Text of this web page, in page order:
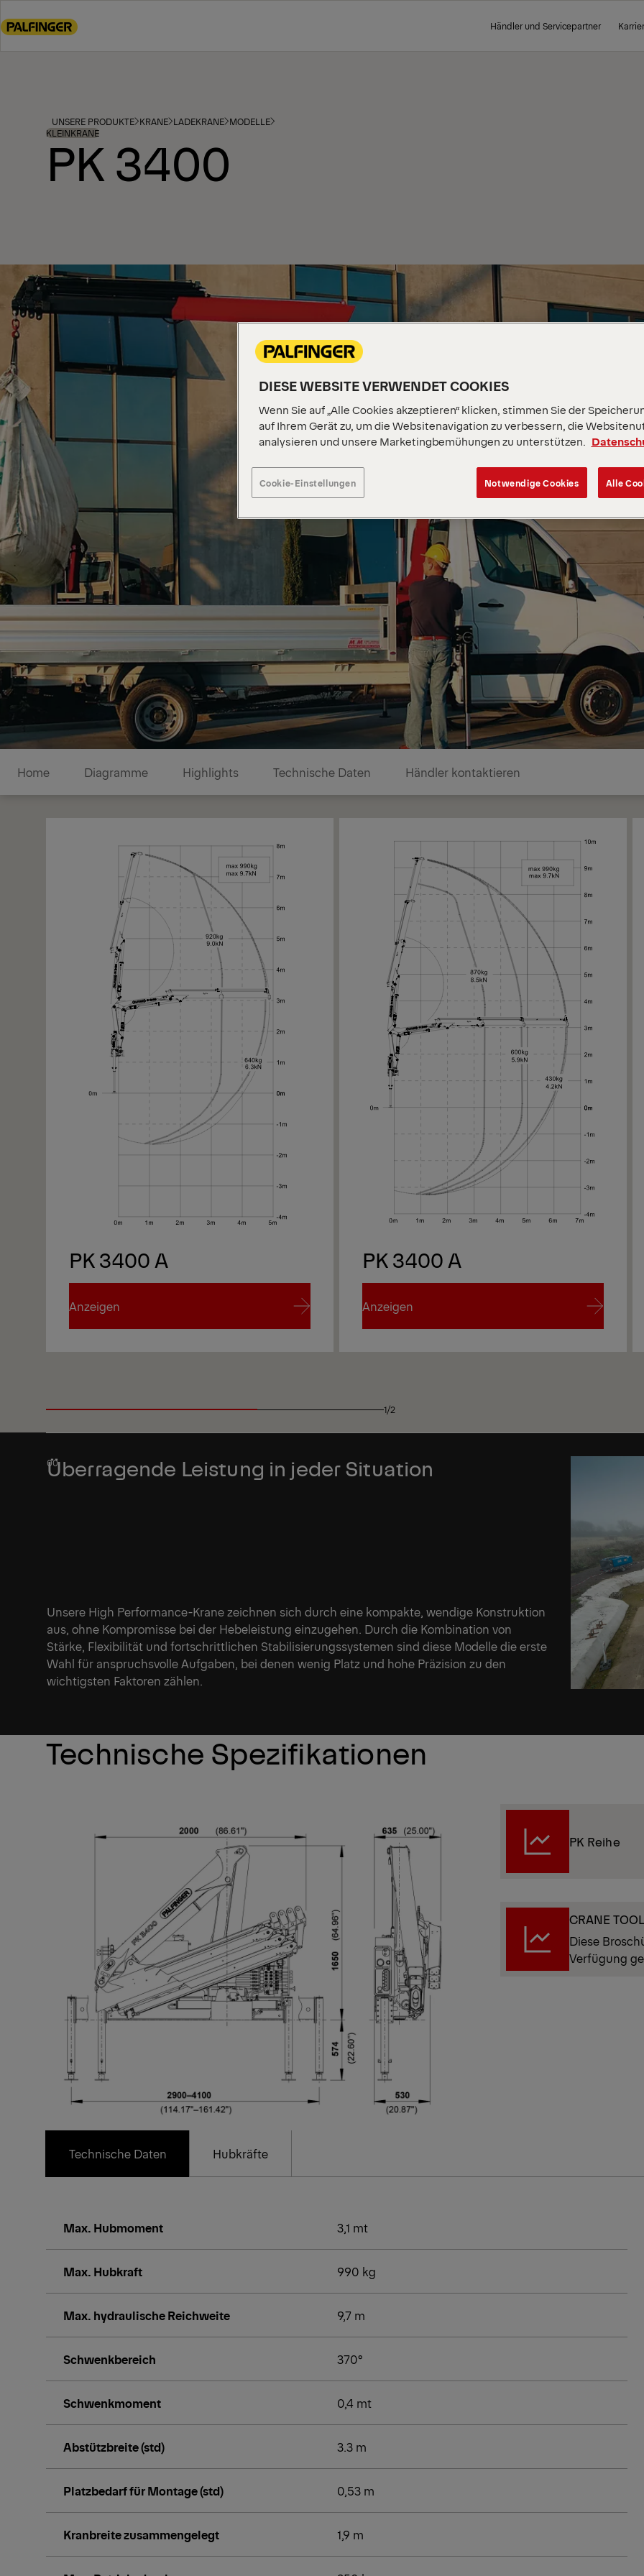
to
Händler und Servicepartner
UNSERE PRODUKTE KRANE LADEKRANE MODELLE
KLEINKRANE
PK 3400
Home Diagramme Highlights Technische Daten Händler kontaktieren
Diagramme
PK 3400 A
Anzeigen
PK 3400 A
Anzeigen
1/2
Überragende Leistung in jeder Situation
Unsere High Performance-Krane zeichnen sich durch eine kompakte, wendige Konstruktion
aus, ohne Kompromisse bei der Hebeleistung einzugehen. Durch die Kombination von
Stärke, Flexibilität und fortschrittlichen Stabilisierungssystemen sind diese Modelle die erste
Wahl für anspruchsvolle Aufgaben, bei denen wenig Platz und hohe Präzision zu den
wichtigsten Faktoren zählen.
Technische Spezifikationen
PK Reihe
CRANE
Diese
Verfügung
Technische Daten Hubkräfte
Max. Hubmoment 3,1 mt
Max. Hubkraft 990 kg
Max. hydraulische Reichweite 9,7 m
Schwenkbereich 370°
Schwenkmoment 0,4 mt
Abstützbreite (std) 3.3 m
Platzbedarf für Montage (std) 0,53 m
Kranbreite zusammengelegt 1,9 m
DIESE WEBSITE VERWENDET COOKIES
Wenn Sie auf „Alle Cookies akzeptieren“ klicken, stimmen Sie der
auf Ihrem Gerät zu, um die Websitenavigation zu verbessern, die
analysieren und unsere Marketingbemühungen zu unterstützen.
Cookie-Einstellungen Notwendige Cookies Alle